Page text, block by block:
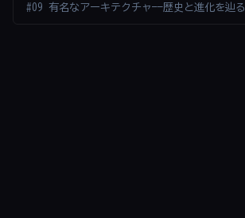
#09 有名なアーキテクチャ——歴史と進化を辿る